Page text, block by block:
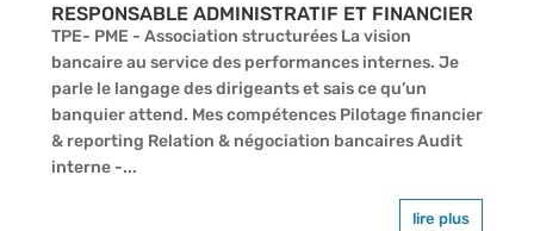
RESPONSABLE ADMINISTRATIF ET FINANCIER
TPE- PME - Association structurées La vision
bancaire au service des performances internes. Je
parle le langage des dirigeants et sais ce qu’un
banquier attend. Mes compétences Pilotage financier
& reporting Relation & négociation bancaires Audit
interne -...
lire plus